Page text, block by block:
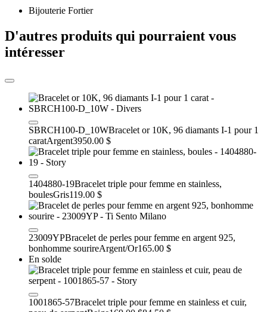
Bijouterie Fortier
D'autres produits qui pourraient vous
intéresser
SBRCH100-D_10WBracelet or 10K, 96 diamants I-1 pour 1
caratArgent3950.00 $
1404880-19Bracelet triple pour femme en stainless,
boulesGris119.00 $
23009YPBracelet de perles pour femme en argent 925,
bonhomme sourireArgent/Or165.00 $
En solde
1001865-57Bracelet triple pour femme en stainless et cuir,